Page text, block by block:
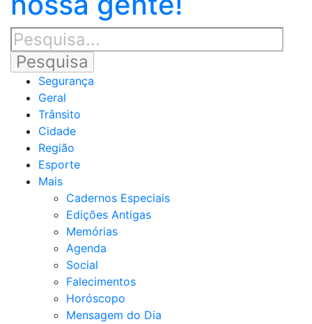
Segurança
Geral
Trânsito
Cidade
Região
Esporte
Mais
Cadernos Especiais
Edições Antigas
Memórias
Agenda
Social
Falecimentos
Horóscopo
Mensagem do Dia